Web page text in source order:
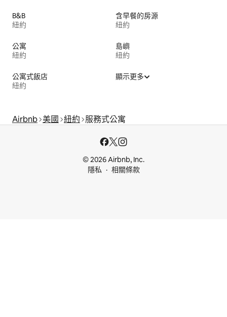
B&B
紐約
含早餐的房源
紐約
公寓
紐約
島嶼
紐約
公寓式飯店
紐約
顯示更多
Airbnb 美國 紐約 服務式公寓
© 2026 Airbnb, Inc.
隱私
相關條款